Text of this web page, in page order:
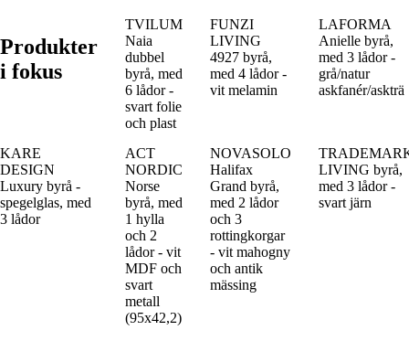
Produkter
i fokus
TVILUM
Naia
dubbel
byrå, med
6 lådor -
svart folie
och plast
FUNZI
LIVING
4927 byrå,
med 4 lådor -
vit melamin
LAFORMA
Anielle byrå,
med 3 lådor -
grå/natur
askfanér/askträ
KARE
DESIGN
Luxury byrå -
spegelglas, med
3 lådor
ACT
NORDIC
Norse
byrå, med
1 hylla
och 2
lådor - vit
MDF och
svart
metall
(95x42,2)
NOVASOLO
Halifax
Grand byrå,
med 2 lådor
och 3
rottingkorgar
- vit mahogny
och antik
mässing
LIVING byrå,
med 3 lådor -
svart järn